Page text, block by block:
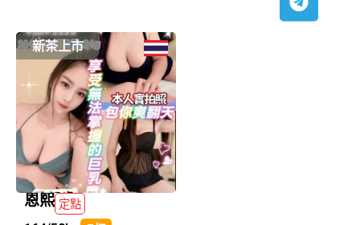
新茶上市
恩熙 定點